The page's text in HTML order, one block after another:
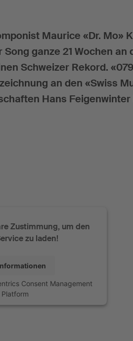
Maurice «Dr. Mo»
ganze 21 Wochen an
Schweizer Rekord.
an den «Swiss
Hans
Zustimmung, um den
zu laden!
Consent Management
Platform